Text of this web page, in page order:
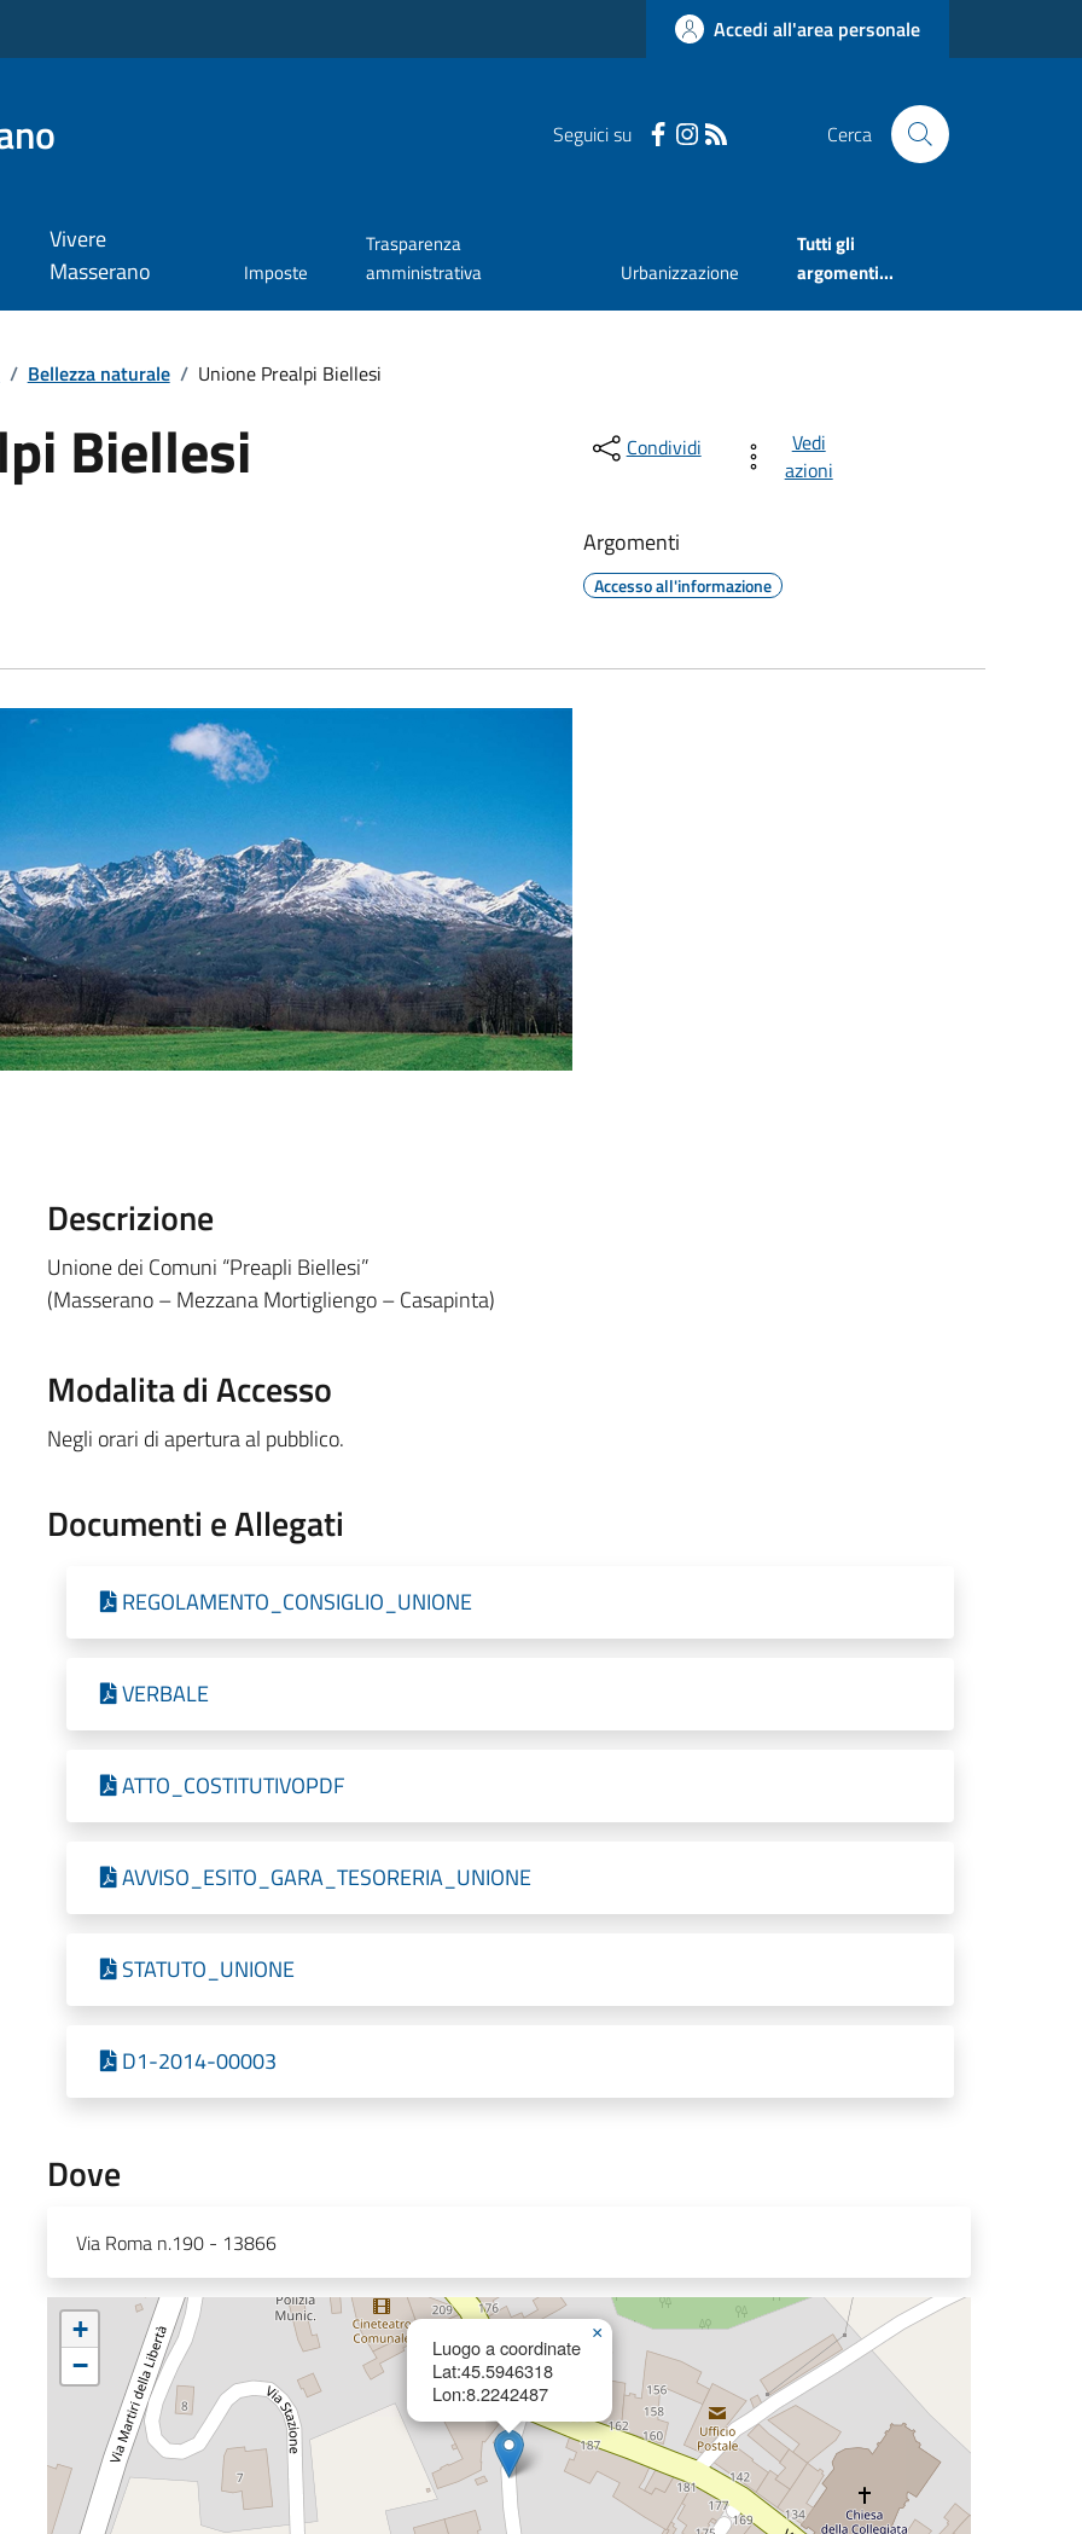
Accedi all'area personale
Seguici su Cerca
Vivere
Masserano
Imposte
Trasparenza
amministrativa
Urbanizzazione
Tutti gli
argomenti...
/ Bellezza naturale / Unione Prealpi Biellesi
Biellesi Condividi
Vedi
azioni
Argomenti
Accesso all'informazione
Descrizione
Unione dei Comuni “Preapli Biellesi”
(Masserano – Mezzana Mortigliengo – Casapinta)
Modalita di Accesso
Negli orari di apertura al pubblico.
Documenti e Allegati
REGOLAMENTO_CONSIGLIO_UNIONE
VERBALE
ATTO_COSTITUTIVOPDF
AVVISO_ESITO_GARA_TESORERIA_UNIONE
STATUTO_UNIONE
D1-2014-00003
Dove
Via Roma n.190 - 13866
Luogo a coordinate
Lat:45.5946318
Lon:8.2242487
×
+
−